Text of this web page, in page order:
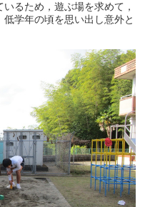
るため，遊ぶ場を求めて，
学年の頃を思い出し意外と